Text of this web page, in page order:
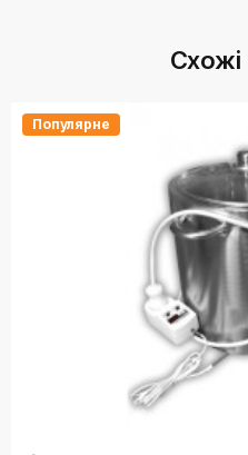
Схожі
Популярне